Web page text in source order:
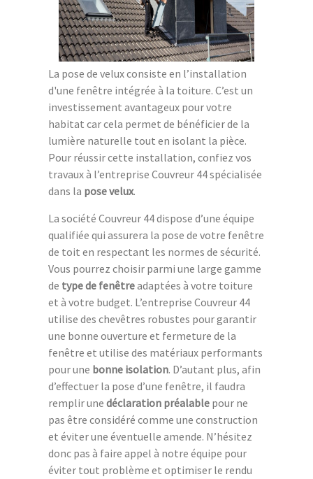
La pose de velux consiste en l’installation
d'une fenêtre intégrée à la toiture. C’est un
investissement avantageux pour votre
habitat car cela permet de bénéficier de la
lumière naturelle tout en isolant la pièce.
Pour réussir cette installation, confiez vos
travaux à l’entreprise Couvreur 44 spécialisée
dans la pose velux.
La société Couvreur 44 dispose d’une équipe
qualifiée qui assurera la pose de votre fenêtre
de toit en respectant les normes de sécurité.
Vous pourrez choisir parmi une large gamme
de type de fenêtreadaptées à votre toiture
et à votre budget. L’entreprise Couvreur 44
utilise des chevêtres robustes pour garantir
une bonne ouverture et fermeture de la
fenêtre et utilise des matériaux performants
pour une bonne isolation. D’autant plus, afin
d’effectuer la pose d’une fenêtre, il faudra
remplir une déclaration préalable pour ne
pas être considéré comme une construction
et éviter une éventuelle amende. N’hésitez
donc pas à faire appel à notre équipe pour
éviter tout problème et optimiser le rendu